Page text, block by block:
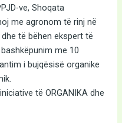
ve, Shoqata
me agronom të rinj në
të bëhen ekspert të
me 10
i bujqësisë organike
të ORGANIKA dhe